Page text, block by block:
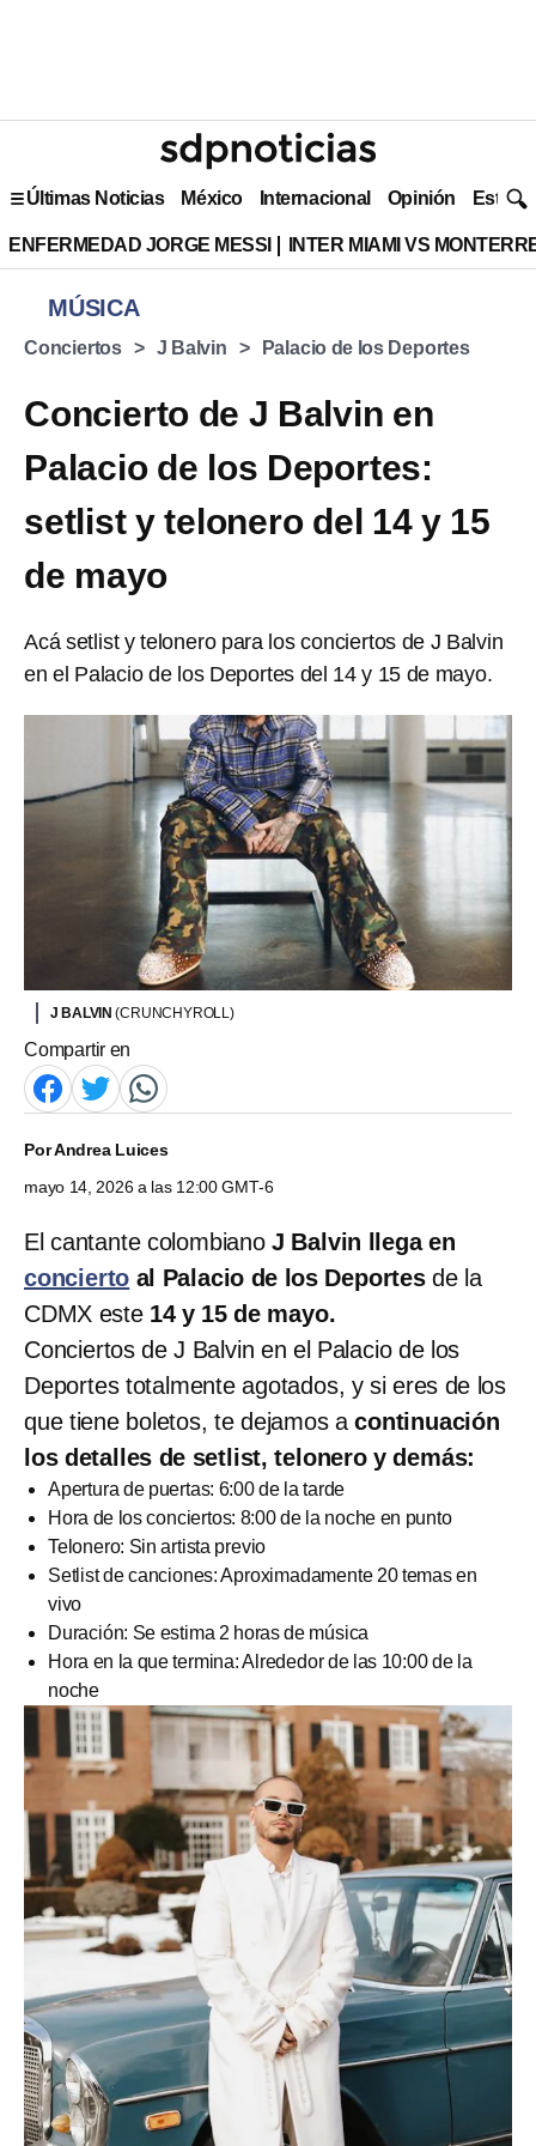
Últimas Noticias México Internacional Opinión Estilo
ENFERMEDAD JORGE MESSI INTER MIAMI VS
MÚSICA
Conciertos J Balvin Palacio de los Deportes
Concierto de J Balvin en
Palacio de los Deportes:
setlist y telonero del 14 y 15
de mayo
Acá setlist y telonero para los conciertos de J Balvin
en el Palacio de los Deportes del 14 y 15 de mayo.
J BALVIN(CRUNCHYROLL)
Compartir en
PorAndrea Luices
mayo 14, 2026 a las 12:00 GMT-6
El cantante colombianoJ Balvin llega en
concierto al Palacio de los Deportesde la
CDMX este 14 y 15 de mayo.
Conciertos de J Balvin en el Palacio de los
Deportes totalmente agotados, y si eres de los
que tiene boletos, te dejamos acontinuación
los detalles de setlist, telonero y demás:
Apertura de puertas: 6:00 de la tarde
Hora de los conciertos: 8:00 de la noche en punto
Telonero: Sin artista previo
Setlist de canciones: Aproximadamente 20 temas en
vivo
Duración: Se estima 2 horas de música
Hora en la que termina: Alrededor de las 10:00 de la
noche